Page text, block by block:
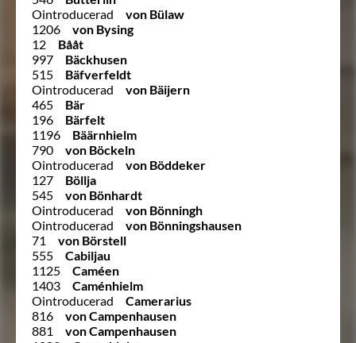
Ointroducerad
von Bülaw
1206
von Bysing
12
Bååt
997
Bäckhusen
515
Bäfverfeldt
Ointroducerad
von Bäijern
465
Bär
196
Bärfelt
1196
Bäärnhielm
790
von Böckeln
Ointroducerad
von Böddeker
127
Böllja
545
von Bönhardt
Ointroducerad
von Bönningh
Ointroducerad
von Bönningshausen
71
von Börstell
555
Cabiljau
1125
Caméen
1403
Caménhielm
Ointroducerad
Camerarius
816
von Campenhausen
881
von Campenhausen